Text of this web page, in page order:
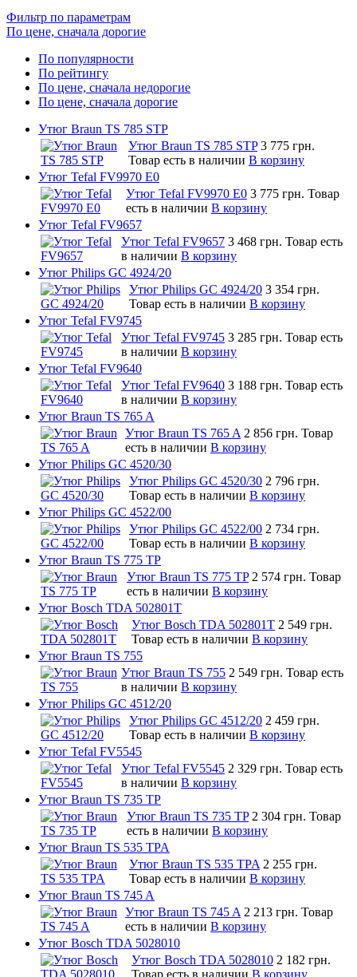
Фильтр по параметрам
По цене, сначала дорогие
По популярности
По рейтингу
По цене, сначала недорогие
По цене, сначала дорогие
Утюг Braun TS 785 STP
Утюг Braun TS 785 STP 3 775 грн.
Товар есть в наличии В корзину
Утюг Tefal FV9970 E0
Утюг Tefal FV9970 E0 3 775 грн. Товар
есть в наличии В корзину
Утюг Tefal FV9657
Утюг Tefal FV9657 3 468 грн. Товар есть
в наличии В корзину
Утюг Philips GC 4924/20
Утюг Philips GC 4924/20 3 354 грн.
Товар есть в наличии В корзину
Утюг Tefal FV9745
Утюг Tefal FV9745 3 285 грн. Товар есть
в наличии В корзину
Утюг Tefal FV9640
Утюг Tefal FV9640 3 188 грн. Товар есть
в наличии В корзину
Утюг Braun TS 765 A
Утюг Braun TS 765 A 2 856 грн. Товар
есть в наличии В корзину
Утюг Philips GC 4520/30
Утюг Philips GC 4520/30 2 796 грн.
Товар есть в наличии В корзину
Утюг Philips GC 4522/00
Утюг Philips GC 4522/00 2 734 грн.
Товар есть в наличии В корзину
Утюг Braun TS 775 TP
Утюг Braun TS 775 TP 2 574 грн. Товар
есть в наличии В корзину
Утюг Bosch TDA 502801T
Утюг Bosch TDA 502801T 2 549 грн.
Товар есть в наличии В корзину
Утюг Braun TS 755
Утюг Braun TS 755 2 549 грн. Товар есть
в наличии В корзину
Утюг Philips GC 4512/20
Утюг Philips GC 4512/20 2 459 грн.
Товар есть в наличии В корзину
Утюг Tefal FV5545
Утюг Tefal FV5545 2 329 грн. Товар есть
в наличии В корзину
Утюг Braun TS 735 TP
Утюг Braun TS 735 TP 2 304 грн. Товар
есть в наличии В корзину
Утюг Braun TS 535 TPA
Утюг Braun TS 535 TPA 2 255 грн.
Товар есть в наличии В корзину
Утюг Braun TS 745 A
Утюг Braun TS 745 A 2 213 грн. Товар
есть в наличии В корзину
Утюг Bosch TDA 5028010
Утюг Bosch TDA 5028010 2 182 грн.
Товар есть в наличии В корзину